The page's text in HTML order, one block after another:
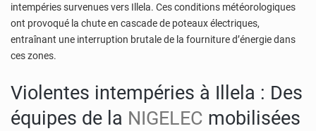
intempéries survenues vers Illela. Ces conditions météorologiques
ont provoqué la chute en cascade de poteaux électriques,
entraînant une interruption brutale de la fourniture d’énergie dans
ces zones.
Violentes intempéries à Illela : Des
équipes de la NIGELEC mobilisées